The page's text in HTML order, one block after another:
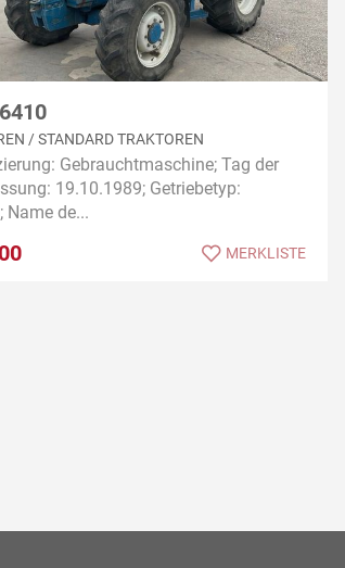
/ STANDARD TRAKTOREN
Gebrauchtmaschine; Tag der
19.10.1989; Getriebetyp:
Name de...
MERKLISTE